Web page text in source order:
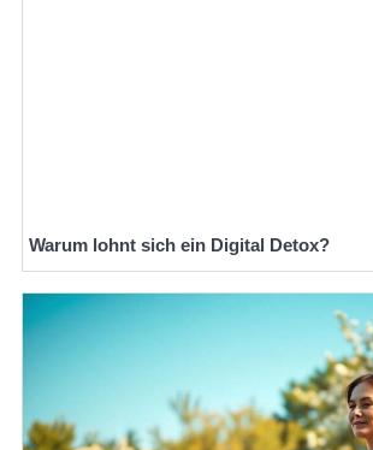
Warum lohnt sich ein Digital Detox?